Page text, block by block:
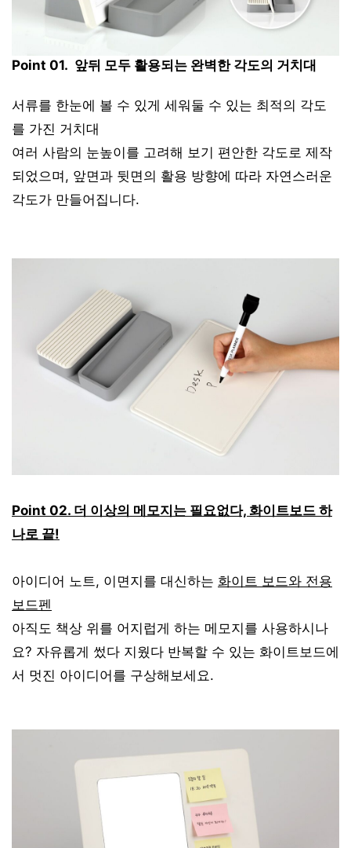
Point 01. 앞뒤 모두 활용되는 완벽한 각도의 거치대
서류를 한눈에 볼 수 있게 세워둘 수 있는 최적의 각도
를 가진 거치대
여러 사람의 눈높이를 고려해 보기 편안한 각도로 제작
되었으며, 앞면과 뒷면의 활용 방향에 따라 자연스러운
각도가 만들어집니다.
Point 02. 더 이상의 메모지는 필요없다, 화이트보드 하
나로 끝!
아이디어 노트, 이면지를 대신하는 화이트 보드와 전용
보드펜
아직도 책상 위를 어지럽게 하는 메모지를 사용하시나
요?​ 자유롭게 썼다 지웠다 반복할 수 있는 화이트보드에
서 멋진 아이디어를 구상해보세요.